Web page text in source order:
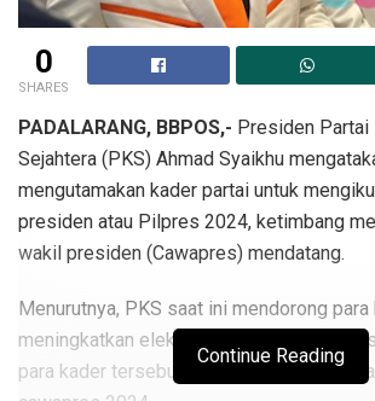
0
SHARES
PADALARANG, BBPOS,- Presiden Partai
Sejahtera (PKS) Ahmad Syaikhu
mengutamakan kader partai untuk
presiden atau Pilpres 2024, ketimbang
wakil presiden (Cawapres) mendatang.
Menurutnya, PKS saat ini mendorong
meningkatkan elektabilitas dan
para kader tersebut dapat menjadi
Continue Reading